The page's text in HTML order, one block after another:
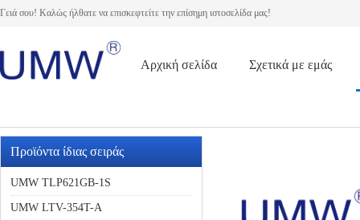
Γειά σου! Καλώς ήλθατε να επισκεφτείτε την επίσημη ιστοσελίδα μας!
Αρχική σελίδα Σχετικά με εμάς
Προϊόντα ίδιας σειράς
UMW TLP621GB-1S
UMW LTV-354T-A